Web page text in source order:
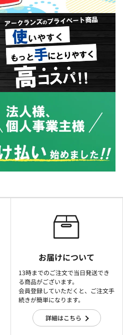
お届けについて
13時までのご注文で当日発送でき
る商品がございます。
会員登録していただくと、ご注文手
続きが簡単になります。
詳細はこちら